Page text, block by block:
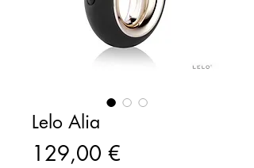
Lelo Alia
129,00 €